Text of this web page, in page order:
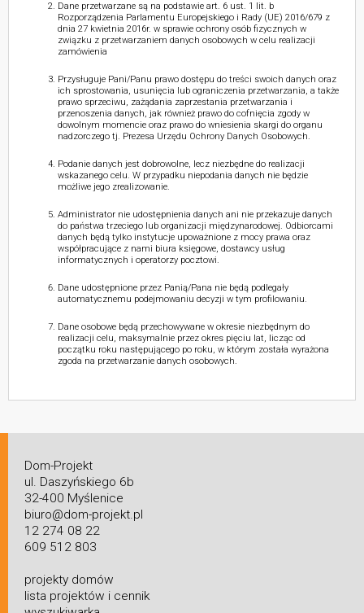
Dane przetwarzane są na podstawie art. 6 ust. 1 lit. b
Rozporządzenia Parlamentu Europejskiego i Rady (UE) 2016/679 z
dnia 27 kwietnia 2016r. w sprawie ochrony osób fizycznych w
związku z przetwarzaniem danych osobowych w celu realizacji
zamówienia
Przysługuje Pani/Panu prawo dostępu do treści swoich danych oraz
ich sprostowania, usunięcia lub ograniczenia przetwarzania, a także
prawo sprzeciwu, zażądania zaprzestania przetwarzania i
przenoszenia danych, jak również prawo do cofnięcia zgody w
dowolnym momencie oraz prawo do wniesienia skargi do organu
nadzorczego tj. Prezesa Urzędu Ochrony Danych Osobowych.
Podanie danych jest dobrowolne, lecz niezbędne do realizacji
wskazanego celu. W przypadku niepodania danych nie będzie
możliwe jego zrealizowanie.
Administrator nie udostępnienia danych ani nie przekazuje danych
do państwa trzeciego lub organizacji międzynarodowej. Odbiorcami
danych będą tylko instytucje upoważnione z mocy prawa oraz
współpracujące z nami biura księgowe, dostawcy usług
informatycznych i operatorzy pocztowi.
Dane udostępnione przez Panią/Pana nie będą podlegały
automatycznemu podejmowaniu decyzji w tym profilowaniu.
Dane osobowe będą przechowywane w okresie niezbędnym do
realizacji celu, maksymalnie przez okres pięciu lat, licząc od
początku roku następującego po roku, w którym została wyrażona
zgoda na przetwarzanie danych osobowych.
Dom-Projekt
ul. Daszyńskiego 6b
32-400 Myślenice
biuro@dom-projekt.pl
12 274 08 22
609 512 803
projekty domów
lista projektów i cennik